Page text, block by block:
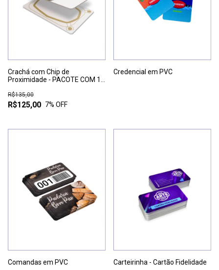
Crachá com Chip de
Proximidade - PACOTE COM 10
R$125,00
R$135,00
7% OFF
Credencial em PVC
Comandas em PVC Carteirinha - Cartão Fidelidade